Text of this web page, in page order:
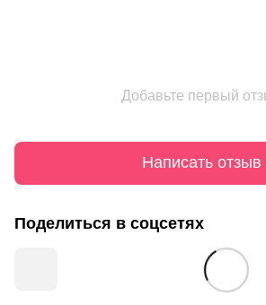
Добавьте первый
Написать отзыв
Поделиться в соцсетях